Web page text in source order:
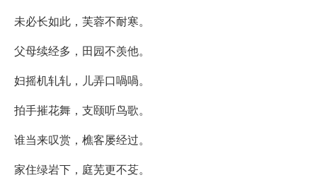
未必长如此，芙蓉不耐寒。
父母续经多，田园不羡他。
妇摇机轧轧，儿弄口喎喎。
拍手摧花舞，支颐听鸟歌。
谁当来叹赏，樵客屡经过。
家住绿岩下，庭芜更不芟。